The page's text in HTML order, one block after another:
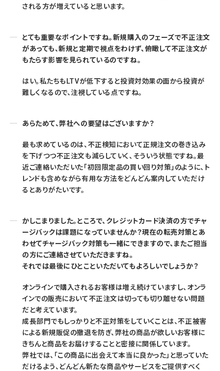
される方が増えていると思います。
とても重要なポイントですね。新規購入のフェーズで不正注文
があっても、新規と定期で視点をわけず、俯瞰して不正注文が
もたらす影響を見られているのですね。
はい。私たちもLTVが低下すると投資対効果の面から投資が
難しくなるので、注視している点ですね。
あらためて、弊社への要望はございますか？
最も求めているのは、不正検知において正規注文の巻き込み
を下げつつ不正注文も減らしていく、そういう状態ですね。最
近ご連絡いただいた「初回限定品の買い回り対策」のように、ト
レンドも含めながら有用な方法をどんどん案内していただけ
るとありがたいです。
かしこまりました。ところで、クレジットカード決済の方でチャ
ージバックは課題になっていませんか？現在の転売対策とあ
わせてチャージバック対策も一緒にできますので、またご担当
の方にご連絡させていただきますね。
それでは最後にひとこといただいてもよろしいでしょうか？
オンラインで購入されるお客様は増え続けていますし、オンラ
インでの販売において不正注文は切っても切り離せない問題
だと考えています。
成長部門でもしっかりと不正対策をしていくことは、不正被害
による新規販促の撤退を防ぎ、弊社の商品が欲しいお客様に
きちんと商品をお届けすることと密接に関係しています。
弊社では、「この商品に出会えて本当に良かった」と思っていた
だけるよう、どんどん新たな商品やサービスをご提供すべく